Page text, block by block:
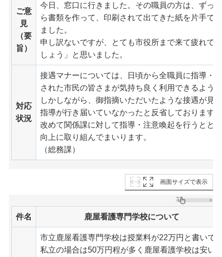
ご意
見
（要
旨）
今日、窓口に行きました。その職員の方は、ずっ
ら書類を作って、印刷されて出てきた紙を片手で
ました。
申し訳ないですが、とても市役所まで来て疲れて
しょう」と思いました。
対応
状況
接遇マナーについては、日頃から全職員に指導・
された市民の皆さまが気持ち良く利用できるよう
しかしながら、御指摘いただいたような接遇が見
指導が行き届いていなかったと反省しております。
改めて関係課に対して指導・注意喚起を行うとと
向上に取り組んでまいります。
（総務課）
画面サイズで表示
件名 鹿屋看護専門学校について
市立鹿屋看護専門学校は授業料が22万円と書いて
私立の場合は50万円程が多く鹿屋看護学校は安い